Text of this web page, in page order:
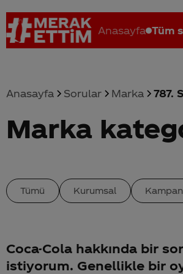
Anasayfa Tüm
Coca-Cola nerenin malı? Coca cola
Anasayfa Sorular Marka 787.
Marka
Tümü Kurumsal
Coca-Cola hakkında bir
istiyorum. Genellikle bir